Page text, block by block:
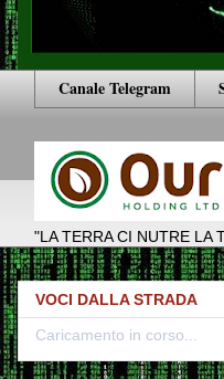
Canale Telegram
"LA TERRA CI NUTRE LA
VOCI DALLA STRADA
Caricamento in corso...